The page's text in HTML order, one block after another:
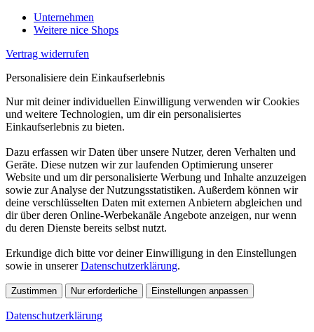
Unternehmen
Weitere nice Shops
Vertrag widerrufen
Personalisiere dein Einkaufserlebnis
Nur mit deiner individuellen Einwilligung verwenden wir Cookies
und weitere Technologien, um dir ein personalisiertes
Einkaufserlebnis zu bieten.
Dazu erfassen wir Daten über unsere Nutzer, deren Verhalten und
Geräte. Diese nutzen wir zur laufenden Optimierung unserer
Website und um dir personalisierte Werbung und Inhalte anzuzeigen
sowie zur Analyse der Nutzungsstatistiken. Außerdem können wir
deine verschlüsselten Daten mit externen Anbietern abgleichen und
dir über deren Online-Werbekanäle Angebote anzeigen, nur wenn
du deren Dienste bereits selbst nutzt.
Erkundige dich bitte vor deiner Einwilligung in den Einstellungen
sowie in unsererDatenschutzerklärung.
Zustimmen Nur erforderliche Einstellungen anpassen
Datenschutzerklärung